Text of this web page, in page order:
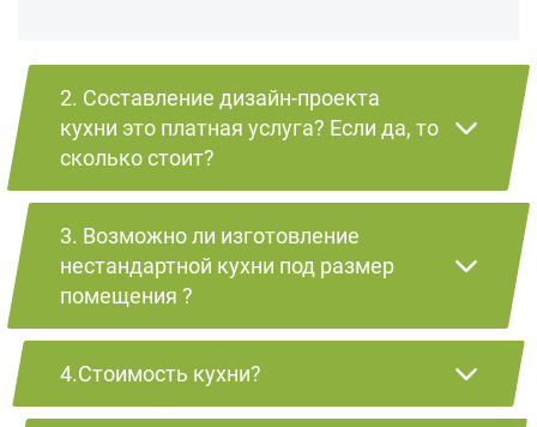
2. Составление дизайн-проекта
кухни это платная услуга? Если да, то
сколько стоит?
3. Возможно ли изготовление
нестандартной кухни под размер
помещения ?
4.Стоимость кухни?